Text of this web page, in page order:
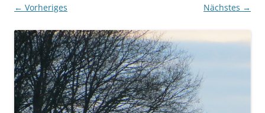
← Vorheriges Nächstes →